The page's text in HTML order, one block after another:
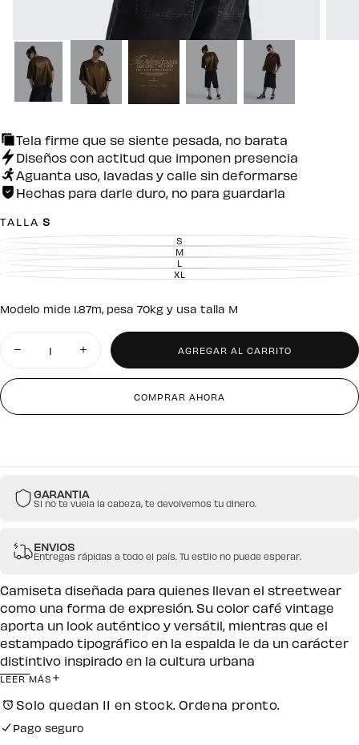
Tela firme que se siente pesada, no barata
Diseños con actitud que imponen presencia
Aguanta uso, lavadas y calle sin deformarse
Hechas para darle duro, no para guardarla
TALLA S
SVARIANTE
AGOTADA
O
NO
DISPONIBLE
MVARIANTE
AGOTADA
O
NO
LVARIANTE
AGOTADA
O
XLVARIANTE
DISPONIBLE
Modelo mide 1.87m, pesa 70kg y usa talla M
Disminuir
para
Boxy
Aumentar
cantidad
para
Boxy
AGREGAR AL CARRITO
COMPRAR AHORA
GARANTIA
Si no te vuela la cabeza, te devolvemos tu dinero.
ENVIOS
Entregas rápidas a todo el país. Tu estilo no puede esperar.
Camiseta diseñada para quienes llevan el streetwear
como una forma de expresión. Su color café vintage
aporta un look auténtico y versátil, mientras que el
estampado tipográfico en la espalda le da un carácter
distintivo inspirado en la cultura urbana
contemporánea.
Confeccionada en algodón de alta calidad, ofrece un fit
oversize de caída amplia y cómoda, ideal para crear
outfits relajados con actitud. Su diseño minimalista al
LEER MÁS
Solo quedan 11 en stock. Ordena pronto.
Pago seguro